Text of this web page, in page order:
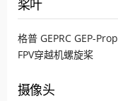
桨叶
格普 GEPRC GEP-
FPV穿越机螺旋桨
摄像头